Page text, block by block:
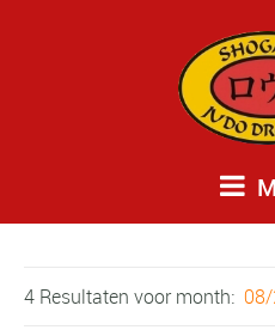
4 Resultaten voormonth: